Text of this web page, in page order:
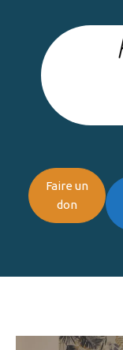
Faire un
don